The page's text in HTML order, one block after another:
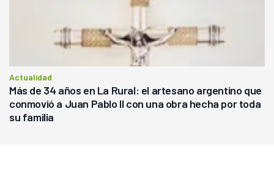
Actualidad
Más de 34 años en La Rural: el artesano argentino que
conmovió a Juan Pablo II con una obra hecha por toda
su familia